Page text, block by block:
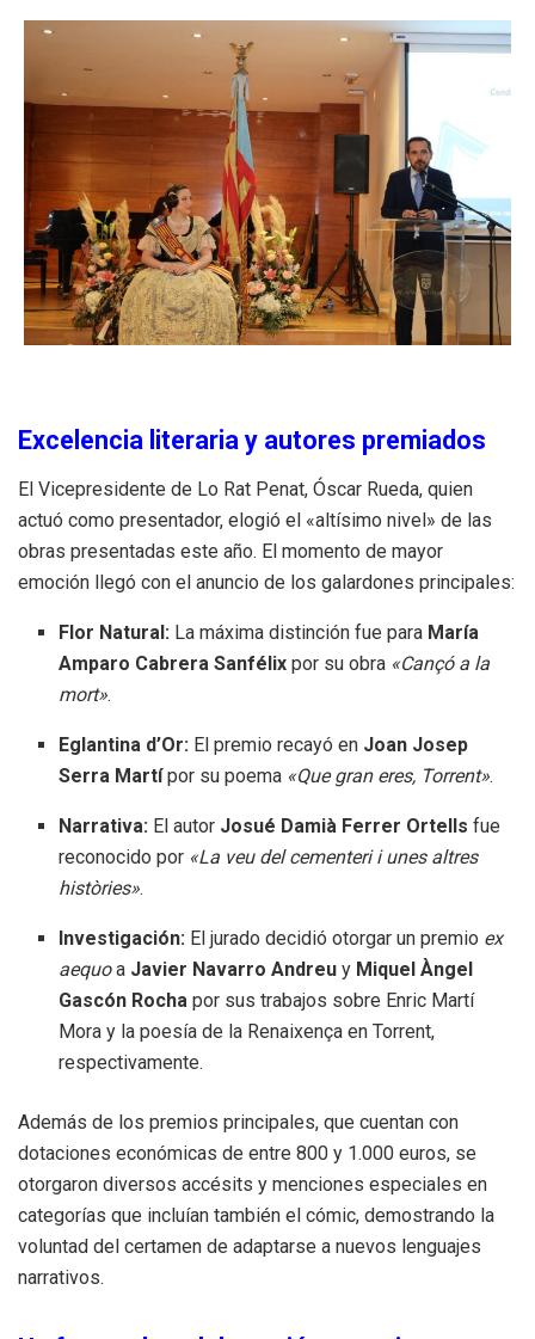
Excelencia literaria y autores premiados
El Vicepresidente de Lo Rat Penat, Óscar Rueda, quien
actuó como presentador, elogió el «altísimo nivel» de las
obras presentadas este año. El momento de mayor
emoción llegó con el anuncio de los galardones principales:
Flor Natural: La máxima distinción fue para María
Amparo Cabrera Sanfélix por su obra «Cançó a la
mort».
Eglantina d’Or: El premio recayó en Joan Josep
Serra Martípor su poema «Que gran eres, Torrent».
Narrativa: El autor Josué Damià Ferrer Ortells fue
reconocido por «La veu del cementeri i unes altres
històries».
Investigación: El jurado decidió otorgar un premio ex
aequoa Javier Navarro Andreu y Miquel Àngel
Gascón Rocha por sus trabajos sobre Enric Martí
Mora y la poesía de la Renaixença en Torrent,
respectivamente.
Además de los premios principales, que cuentan con
dotaciones económicas de entre 800 y 1.000 euros, se
otorgaron diversos accésits y menciones especiales en
categorías que incluían también el cómic, demostrando la
voluntad del certamen de adaptarse a nuevos lenguajes
narrativos.